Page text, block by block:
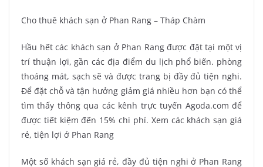
Cho thuê khách sạn ở Phan Rang – Tháp Chàm
Hầu hết các khách sạn ở Phan Rang được đặt tại một vị
trí thuận lợi, gần các địa điểm du lịch phổ biến. phòng
thoáng mát, sạch sẽ và được trang bị đầy đủ tiện nghi.
Để đặt chỗ và tận hưởng giảm giá nhiều hơn bạn có thể
tìm thấy thông qua các kênh trực tuyến Agoda.com để
được tiết kiệm đến 15% chi phí. Xem các khách sạn giá
rẻ, tiện lợi ở Phan Rang
Một số khách sạn giá rẻ, đầy đủ tiện nghi ở Phan Rang